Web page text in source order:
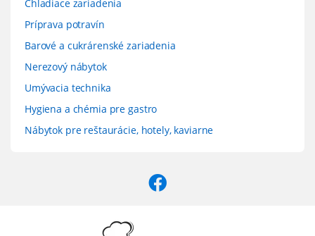
Chladiace zariadenia
Príprava potravín
Barové a cukrárenské zariadenia
Nerezový nábytok
Umývacia technika
Hygiena a chémia pre gastro
Nábytok pre reštaurácie, hotely, kaviarne